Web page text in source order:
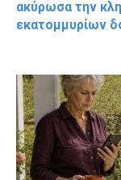
ακύρωσα την
εκατομμυρίων